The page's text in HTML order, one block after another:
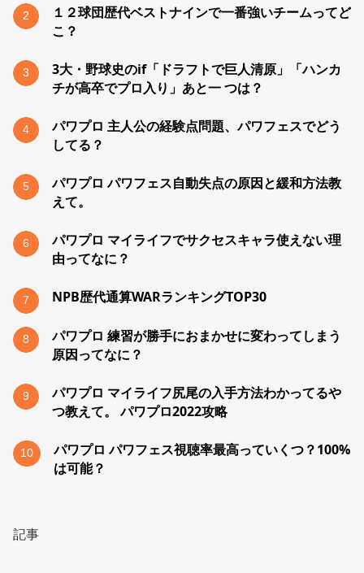
2
１２球団歴代ベストナインで一番強いチームってど
こ？
3
3大・野球史のif「ドラフトで巨人清原」「ハンカ
チが高卒でプロ入り」あと一 つは？
4
パワプロ 主人公の経験点問題、パワフェスでどう
してる？
5
パワプロ パワフェス自動失点の原因と緩和方法教
えて。
6
パワプロ マイライフでサクセスキャラ使えない理
由ってなに？
7 NPB歴代通算WARランキングTOP30
8
パワプロ 練習が勝手におまかせに変わってしまう
原因ってなに？
9
パワプロ マイライフ尻尾の入手方法わかってるや
つ教えて。 パワプロ2022攻略
10
パワプロ パワフェス視聴率最高っていくつ？100%
は可能？
記事